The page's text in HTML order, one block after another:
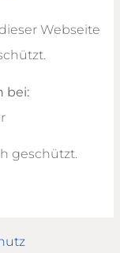
Webseite
bei:
geschützt.